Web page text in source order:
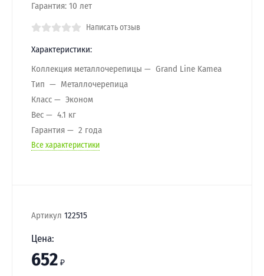
Гарантия: 10 лет
Написать отзыв
Характеристики:
Коллекция металлочерепицы
Grand Line Kamea
Тип
Металлочерепица
Класс
Эконом
Вес
4.1 кг
Гарантия
2 года
Все характеристики
Артикул 122515
Цена:
652 ₽